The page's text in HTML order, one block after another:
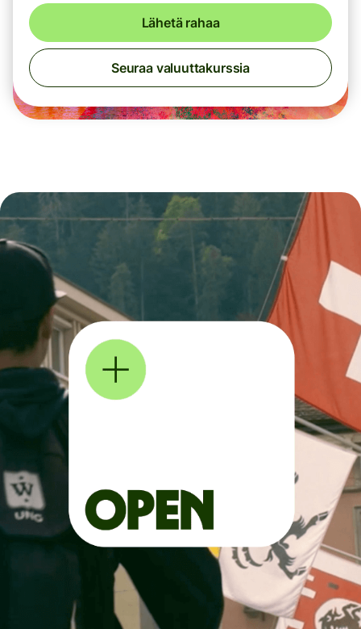
Lähetä rahaa
Seuraa valuuttakurssia